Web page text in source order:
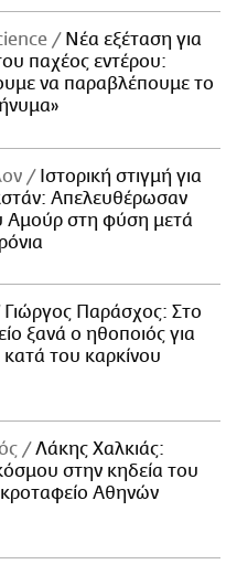
Νέα εξέταση για
παχέος εντέρου:
να παραβλέπουμε το
Ιστορική στιγμή για
Απελευθέρωσαν
Αμούρ στη φύση μετά
Γιώργος Παράσχος: Στο
ξανά ο ηθοποιός για
κατά του καρκίνου
Λάκης Χαλκιάς:
στην κηδεία του
Αθηνών